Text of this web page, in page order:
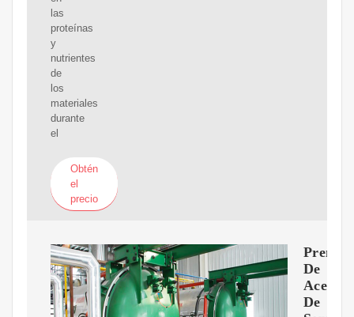
las
proteínas
y
nutrientes
de
los
materiales
durante
el
Obtén
el
precio
Prensa
De
Aceite
De